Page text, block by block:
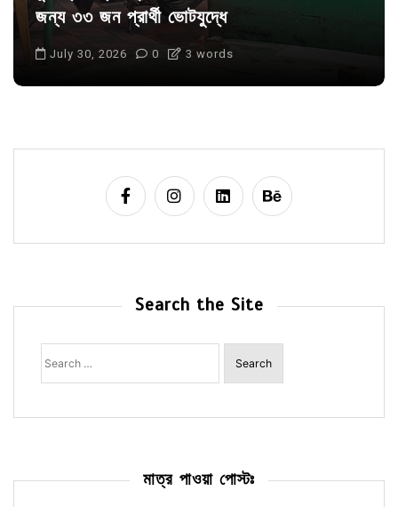
জন্য ৩৩ জন প্রার্থী ভোটযুদ্ধে
July 30, 2026 0 3 words
Search the Site
Search
for:
মাত্র পাওয়া পোস্টঃ